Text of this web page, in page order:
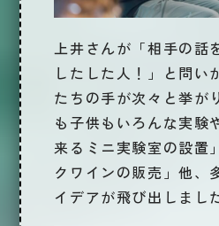
上井さんが「相手の話
したした人！」と問い
たちの手が次々と挙が
も子供もいろんな実験
来るミニ実験室の設置
クワインの販売」他、
イデアが飛び出しまし